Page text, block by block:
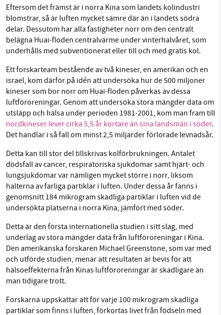
Eftersom det främst är i norra Kina som landets kolindustri
blomstrar, så är luften mycket sämre där än i landets södra
delar. Dessutom har alla fastigheter norr om den centralt
belägna Huai-floden centralvärme under vinterhalvåret, som
underhålls med subventionerat eller till och med gratis kol.
Ett forskarteam bestående av två kineser, en amerikan och en
israel, kom därför på idén att undersöka hur de 500 miljoner
kineser som bor norr om Huai-floden påverkas av dessa
luftföroreningar. Genom att undersöka stora mängder data om
utsläpp och hälsa under perioden 1981-2001, kom man fram till
nordkineser lever cirka 5,5 år kortare än sina landsmän i söder.
Det handlar i så fall om minst 2,5 miljarder förlorade levnadsår.
Detta kan till stor del tillskrivas kolförbrukningen. Antalet
dödsfall av cancer, respiratoriska sjukdomar samt hjärt- och
lungsjukdomar var nämligen mycket större i norr, liksom
halterna av farliga partiklar i luften. Under dessa år fanns i
genomsnitt 184 mikrogram skadliga partiklar i luften vid de
undersökta platserna i norra Kina, jämfört med söder.
Detta är den första internationella studien i sitt slag, med
underlag av stora mängder data från luftföroreningar i Kina.
Den amerikanska forskaren Michael Greenstone, som var med
och utförde studien, menar att resultaten är bevis för att
hälsoeffekterna från Kinas luftföroreningar är skadligare än
man tidigare trott.
Forskarna uppskattar att för varje 100 mikrogram skadliga
partiklar som finns i luften, förkortas livet från födseln med
miljödebatten framåt genom
nyhetsbevakning och granskningar. Nu vill vi
utveckla vårt arbete – och vi hoppas att du
vill hjälpa oss.
Stötta vårt arbete genom att swisha en slant till
1231368703
Läs vad vi vill göra